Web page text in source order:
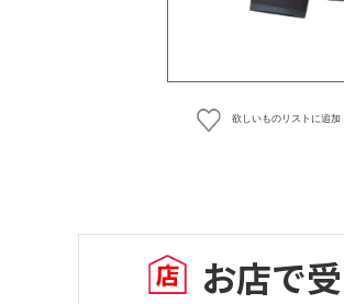
欲しいものリストに追加
お店で